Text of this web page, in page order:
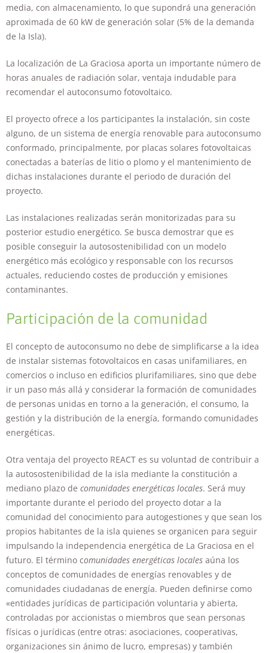
media, con almacenamiento, lo que supondrá una generación
aproximada de 60 kW de generación solar (5% de la demanda
de la Isla).
La localización de La Graciosa aporta un importante número de
horas anuales de radiación solar, ventaja indudable para
recomendar el autoconsumo fotovoltaico.
El proyecto ofrece a los participantes la instalación, sin coste
alguno, de un sistema de energía renovable para autoconsumo
conformado, principalmente, por placas solares fotovoltaicas
conectadas a baterías de litio o plomo y el mantenimiento de
dichas instalaciones durante el periodo de duración del
proyecto.
Las instalaciones realizadas serán monitorizadas para su
posterior estudio energético. Se busca demostrar que es
posible conseguir la autosostenibilidad con un modelo
energético más ecológico y responsable con los recursos
actuales, reduciendo costes de producción y emisiones
contaminantes.
Participación de la comunidad
El concepto de autoconsumo no debe de simplificarse a la idea
de instalar sistemas fotovoltaicos en casas unifamiliares, en
comercios o incluso en edificios plurifamiliares, sino que debe
ir un paso más allá y considerar la formación de comunidades
de personas unidas en torno a la generación, el consumo, la
gestión y la distribución de la energía, formando comunidades
energéticas.
Otra ventaja del proyecto REACT es su voluntad de contribuir a
la autosostenibilidad de la isla mediante la constitución a
mediano plazo de comunidades energéticas locales. Será muy
importante durante el periodo del proyecto dotar a la
comunidad del conocimiento para autogestiones y que sean los
propios habitantes de la isla quienes se organicen para seguir
impulsando la independencia energética de La Graciosa en el
futuro. El término comunidades energéticas locales aúna los
conceptos de comunidades de energías renovables y de
comunidades ciudadanas de energía. Pueden definirse como
«entidades jurídicas de participación voluntaria y abierta,
controladas por accionistas o miembros que sean personas
físicas o jurídicas (entre otras: asociaciones, cooperativas,
organizaciones sin ánimo de lucro, empresas) y también